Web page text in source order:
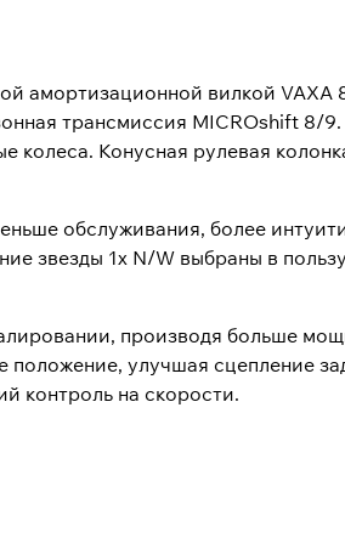
амортизационной вилкой VAXA
трансмиссия MICROshift 8/9.
колеса. Конусная рулевая
обслуживания, более
звезды 1x N/W выбраны в
производя больше
положение, улучшая сцепление
контроль на скорости.